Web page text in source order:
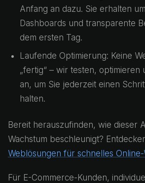
Anfang an dazu. Sie erhalten
Dashboards und transparente
dem ersten Tag.
Laufende Optimierung: Keine
„fertig“ – wir testen, optimieren
an, um Sie jederzeit einen
halten.
Bereit herauszufinden, wie dieser
Wachstum beschleunigt?
Weblösungen für schnelles Online-
Für E-Commerce-Kunden,